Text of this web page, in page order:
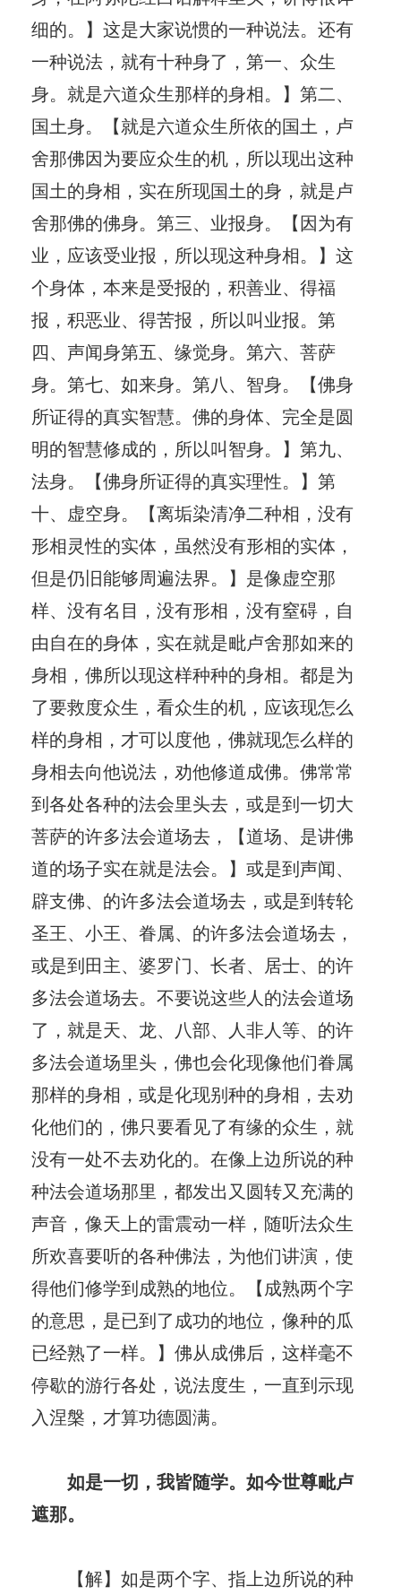
细的。】这是大家说惯的一种说法。还有
一种说法，就有十种身了，第一、众生
身。就是六道众生那样的身相。】第二、
国土身。【就是六道众生所依的国土，卢
舍那佛因为要应众生的机，所以现出这种
国土的身相，实在所现国土的身，就是卢
舍那佛的佛身。第三、业报身。【因为有
业，应该受业报，所以现这种身相。】这
个身体，本来是受报的，积善业、得福
报，积恶业、得苦报，所以叫业报。第
四、声闻身第五、缘觉身。第六、菩萨
身。第七、如来身。第八、智身。【佛身
所证得的真实智慧。佛的身体、完全是圆
明的智慧修成的，所以叫智身。】第九、
法身。【佛身所证得的真实理性。】第
十、虚空身。【离垢染清净二种相，没有
形相灵性的实体，虽然没有形相的实体，
但是仍旧能够周遍法界。】是像虚空那
样、没有名目，没有形相，没有窒碍，自
由自在的身体，实在就是毗卢舍那如来的
身相，佛所以现这样种种的身相。都是为
了要救度众生，看众生的机，应该现怎么
样的身相，才可以度他，佛就现怎么样的
身相去向他说法，劝他修道成佛。佛常常
到各处各种的法会里头去，或是到一切大
菩萨的许多法会道场去，【道场、是讲佛
道的场子实在就是法会。】或是到声闻、
辟支佛、的许多法会道场去，或是到转轮
圣王、小王、眷属、的许多法会道场去，
或是到田主、婆罗门、长者、居士、的许
多法会道场去。不要说这些人的法会道场
了，就是天、龙、八部、人非人等、的许
多法会道场里头，佛也会化现像他们眷属
那样的身相，或是化现别种的身相，去劝
化他们的，佛只要看见了有缘的众生，就
没有一处不去劝化的。在像上边所说的种
种法会道场那里，都发出又圆转又充满的
声音，像天上的雷震动一样，随听法众生
所欢喜要听的各种佛法，为他们讲演，使
得他们修学到成熟的地位。【成熟两个字
的意思，是已到了成功的地位，像种的瓜
已经熟了一样。】佛从成佛后，这样毫不
停歇的游行各处，说法度生，一直到示现
入涅槃，才算功德圆满。
如是一切，我皆随学。如今世尊毗卢
遮那。
【解】如是两个字、指上边所说的种